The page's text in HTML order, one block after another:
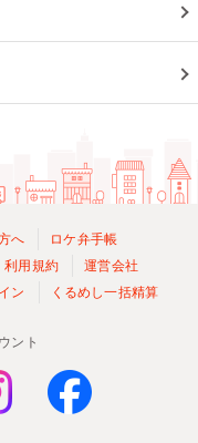
へ
ロケ弁手帳
利用規約
運営会社
ン くるめし一括精算
ント